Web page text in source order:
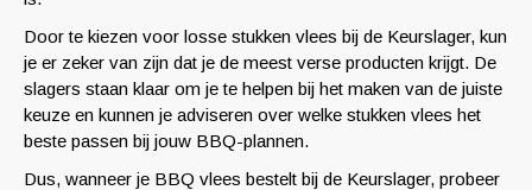
Door te kiezen voor losse stukken vlees bij de Keurslager, kun
je er zeker van zijn dat je de meest verse producten krijgt. De
slagers staan klaar om je te helpen bij het maken van de juiste
keuze en kunnen je adviseren over welke stukken vlees het
beste passen bij jouw BBQ-plannen.
Dus, wanneer je BBQ vlees bestelt bij de Keurslager, probeer